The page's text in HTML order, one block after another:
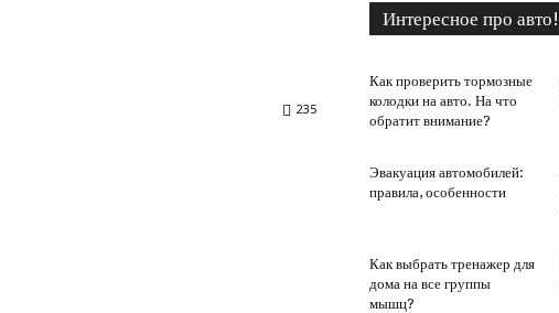
235
Интересное про авто!
Как проверить тормозные
колодки на авто. На что
обратит внимание?
Эвакуация автомобилей:
правила, особенности
Как выбрать тренажер для
дома на все группы
мышц?